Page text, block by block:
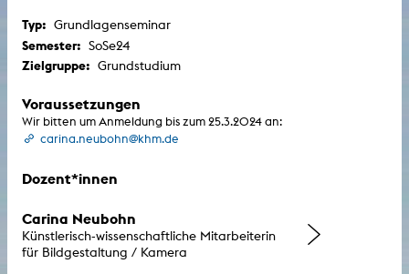
Typ: Grundlagenseminar
Semester: SoSe24
Zielgruppe: Grundstudium
Voraussetzungen
Wir bitten um Anmeldung bis zum 25.3.2024 an:
carina.neubohn@khm.de
Dozent*innen
Carina Neubohn
Künstlerisch-wissenschaftliche Mitarbeiterin
für Bildgestaltung / Kamera